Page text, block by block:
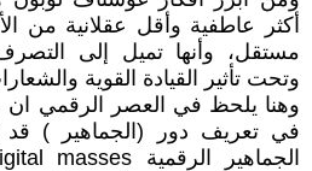
أكثر عاطفية وأقل عقلانية من
مستقل، وأنها تميل إلى
وتحت تأثير القيادة القوية
وهنا يلحظ في العصر الرقمي
في تعريف دور (الجماهير )